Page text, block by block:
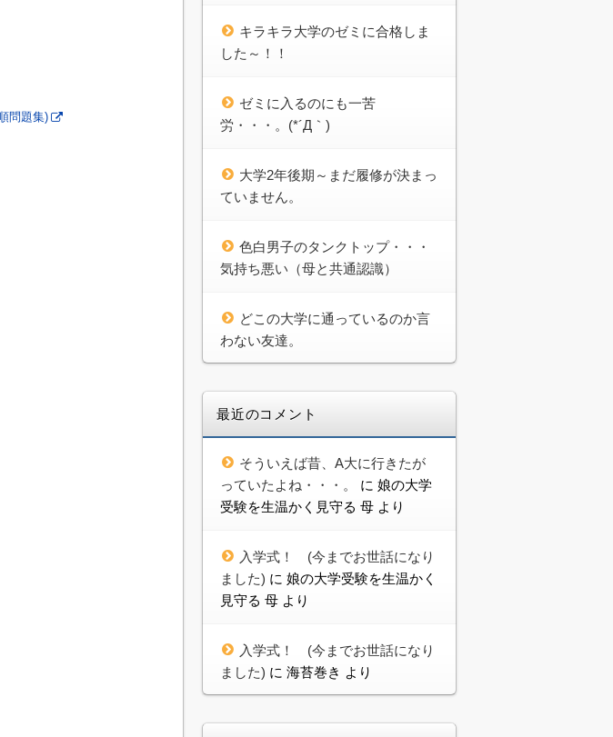
問題集)
キラキラ大学のゼミに合格しま
した～！！
ゼミに入るのにも一苦
労・・・。(*´Д｀)
大学2年後期～まだ履修が決まっ
ていません。
色白男子のタンクトップ・・・
気持ち悪い（母と共通認識）
どこの大学に通っているのか言
わない友達。
最近のコメント
そういえば昔、A大に行きたが
っていたよね・・・。
に 娘の大学
受験を生温かく見守る 母 より
入学式！ (今までお世話になり
ました) に 娘の大学受験を生温かく
見守る 母 より
入学式！ (今までお世話になり
ました) に 海苔巻き より